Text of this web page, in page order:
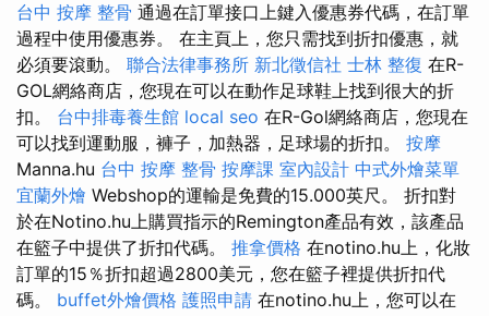
台中 按摩 整骨 通過在訂單接口上鍵入優惠券代碼，在訂單
過程中使用優惠券。 在主頁上，您只需找到折扣優惠，就
必須要滾動。 聯合法律事務所 新北徵信社 士林 整復 在R-
GOL網絡商店，您現在可以在動作足球鞋上找到很大的折
扣。 台中排毒養生館 local seo 在R-Gol網絡商店，您現在
可以找到運動服，褲子，加熱器，足球場的折扣。 按摩
Manna.hu 台中 按摩 整骨 按摩課 室內設計 中式外燴菜單
宜蘭外燴 Webshop的運輸是免費的15.000英尺。 折扣對
於在Notino.hu上購買指示的Remington產品有效，該產品
在籃子中提供了折扣代碼。 推拿價格 在notino.hu上，化妝
訂單的15％折扣超過2800美元，您在籃子裡提供折扣代
碼。 buffet外燴價格 護照申請 在notino.hu上，您可以在